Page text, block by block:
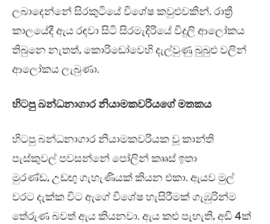
ලබාදෙන්නේ සිරකුටියේ විශේෂ කවුළුවකින්. රාත්‍රී
කාලයේදී ඇය රඳවා සිටි සිරමැදිරියේ විදුලි ආලෝකය
තිබුනෙ නැතත්, කොරිඩෝවෙහි දැල්වුණු බුබුළු වලින්
ආලෝකය ලැබුණා.
හිටපු බන්ධනාගාර නියාමකවරියගේ මතකය
හිටපු බන්ධනාගාර නියාමකවරියක වූ කාන්ති
පැස්කුවල් පවසන්නේ පෝලින් කෲස් ඉතා
මුරණ්ඩ, උඩඟු ගැහැණියක් කියන එකා. ඇයව මුල්
වරට දැක්ක විට ඇගේ විශේෂ හැසිරීමක් ගැඹුරින්ම
තේරුණ බවත් ඇය කියනවා. ඇය කළු පැහැති, අඩි 4ක්